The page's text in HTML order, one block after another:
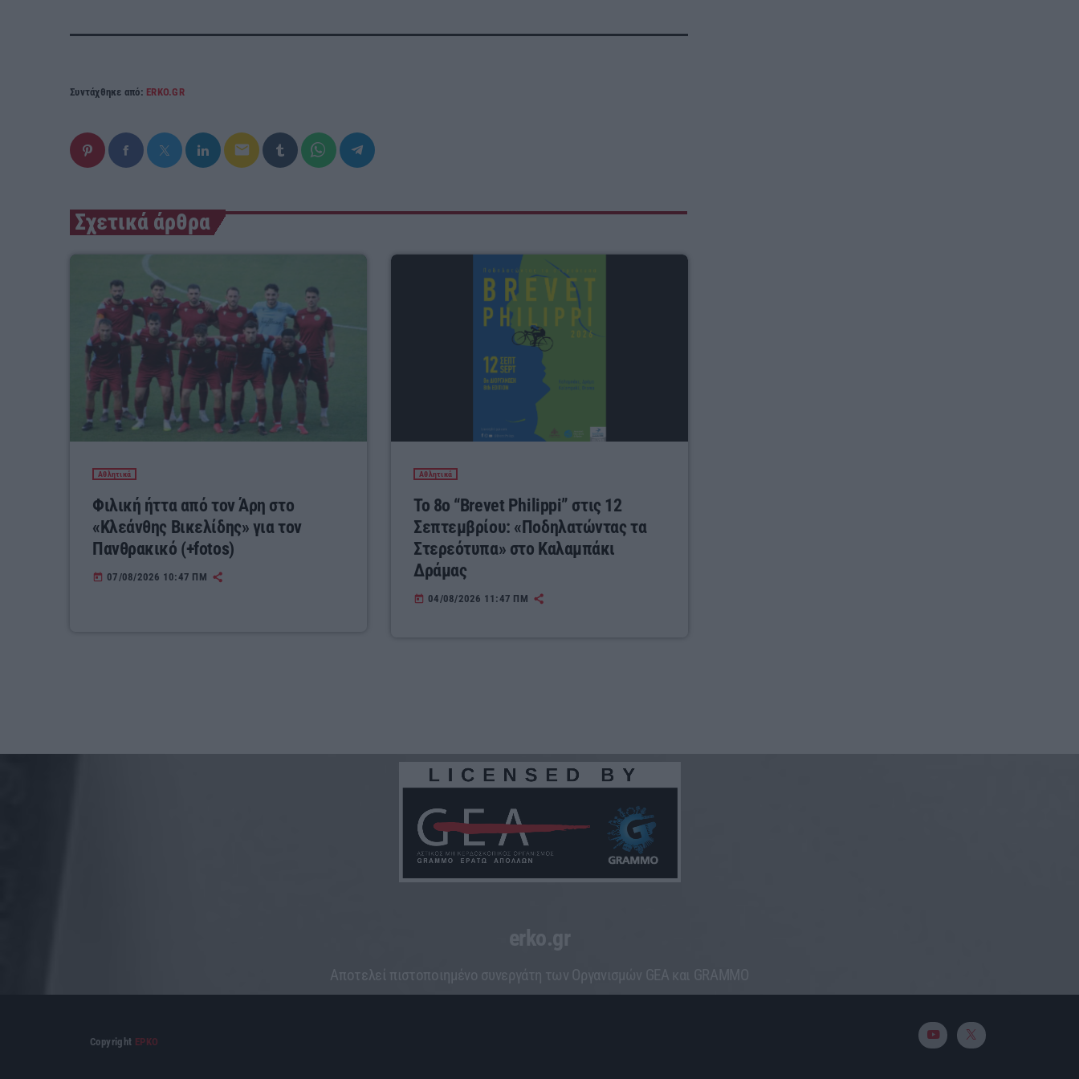
Συντάχθηκε από: ERKO.GR
email
Σχετικά άρθρα
Αθλητικά
Φιλική ήττα από τον Άρη στο
«Κλεάνθης Βικελίδης» για τον
Πανθρακικό (+fotos)
today 07/08/2026 10:47 ΠΜ
Αθλητικά
Το 8ο “Brevet Philippi” στις 12
Σεπτεμβρίου: «Ποδηλατώντας τα
Στερεότυπα» στο Καλαμπάκι
Δράμας
today 04/08/2026 11:47 ΠΜ
erko.gr
Aποτελεί πιστοποιημένο συνεργάτη των Οργανισμών GEA και GRAMMO
Copyright ΕΡΚΟ